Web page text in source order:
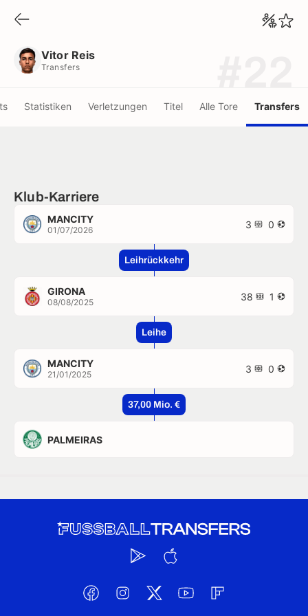
Vitor Reis
Transfers
Statistiken Verletzungen Titel Alle Tore Transfers
Klub-Karriere
MANCITY
01/07/2026 3 0
Leihrückkehr
GIRONA
08/08/2025 38 1
Leihe
MANCITY
21/01/2025 3 0
37,00 Mio. €
PALMEIRAS